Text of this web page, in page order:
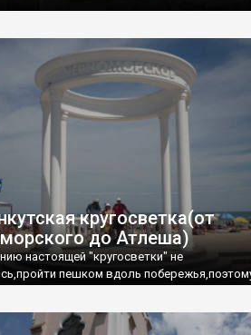
кругосветка(от
до Атлеша)
настоящей "кругосветки" не
пешком вдоль